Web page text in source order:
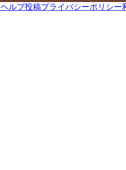
ヘルプ投稿プライバシーポリシー